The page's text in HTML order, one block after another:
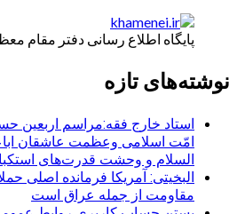
پایگاه اطلاع رسانی دفتر مقام
نوشته‌های تازه
استاد خارج فقه:مراسم اربعین
امّت اسلامی وعظمت عاشقان
السلام و وحشت قدرت‌های
البخیتی: آمریکا فرمانده اصلی
مقاومت از جمله عراق است